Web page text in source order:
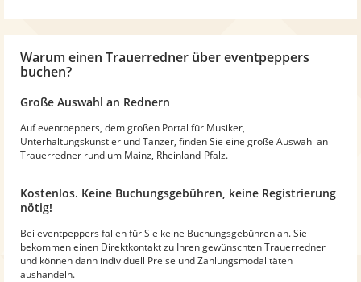
Warum einen Trauerredner über eventpeppers
buchen?
Große Auswahl an Rednern
Auf eventpeppers, dem großen Portal für Musiker,
Unterhaltungskünstler und Tänzer, finden Sie eine große Auswahl an
Trauerredner rund um Mainz, Rheinland-Pfalz.
Kostenlos. Keine Buchungsgebühren, keine Registrierung
nötig!
Bei eventpeppers fallen für Sie keine Buchungsgebühren an. Sie
bekommen einen Direktkontakt zu Ihren gewünschten Trauerredner
und können dann individuell Preise und Zahlungsmodalitäten
aushandeln.